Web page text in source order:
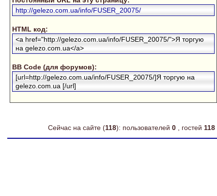
http://gelezo.com.ua/info/FUSER_20075/
HTML код:
<a href="http://gelezo.com.ua/info/FUSER_20075/">Я торгую
на gelezo.com.ua</a>
BB Code (для форумов):
[url=http://gelezo.com.ua/info/FUSER_20075/]Я торгую на
gelezo.com.ua [/url]
Сейчас на сайте (118): пользователей 0 , гостей 118